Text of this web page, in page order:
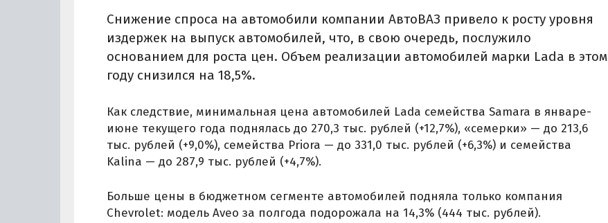
Снижение спроса на автомобили компании АвтоВАЗ привело к росту уровня
издержек на выпуск автомобилей, что, в свою очередь, послужило
основанием для роста цен. Объем реализации автомобилей марки Lada в этом
году снизился на 18,5%.
Как следствие, минимальная цена автомобилей Lada семейства Samara в январе-
июне текущего года поднялась до 270,3 тыс. рублей (+12,7%), «семерки» — до 213,6
тыс. рублей (+9,0%), семейства Priora — до 331,0 тыс. рублей (+6,3%) и семейства
Kalina — до 287,9 тыс. рублей (+4,7%).
Больше цены в бюджетном сегменте автомобилей подняла только компания
Chevrolet: модель Aveo за полгода подорожала на 14,3% (444 тыс. рублей).